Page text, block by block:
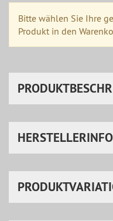
Bitte wählen Sie Ihre
Produkt in den